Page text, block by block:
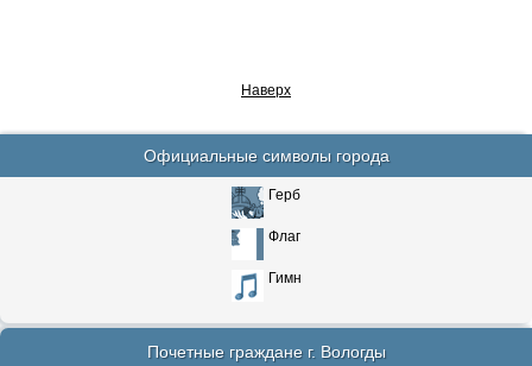
Наверх
Официальные символы города
Герб
Флаг
Гимн
Почетные граждане г. Вологды